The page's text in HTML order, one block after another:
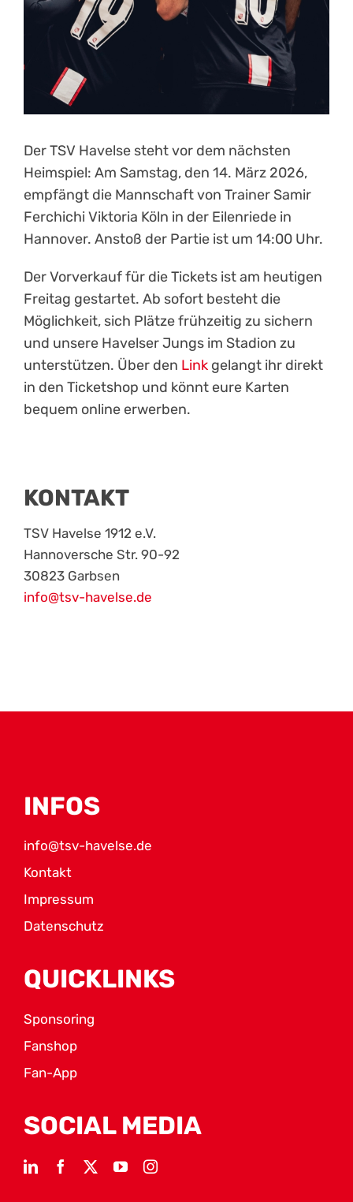
Der TSV Havelse steht vor dem nächsten
Heimspiel: Am Samstag, den 14. März 2026,
empfängt die Mannschaft von Trainer Samir
Ferchichi Viktoria Köln in der Eilenriede in
Hannover. Anstoß der Partie ist um 14:00 Uhr.
Der Vorverkauf für die Tickets ist am heutigen
Freitag gestartet. Ab sofort besteht die
Möglichkeit, sich Plätze frühzeitig zu sichern
und unsere Havelser Jungs im Stadion zu
unterstützen. Über den Link gelangt ihr direkt
in den Ticketshop und könnt eure Karten
bequem online erwerben.
KONTAKT
TSV Havelse 1912 e.V.
Hannoversche Str. 90-92
30823 Garbsen
info@tsv-havelse.de
INFOS
info@tsv-havelse.de
Kontakt
Impressum
Datenschutz
QUICKLINKS
Sponsoring
Fanshop
Fan-App
SOCIAL MEDIA